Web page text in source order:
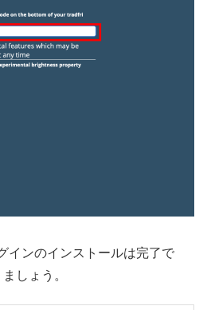
インのインストールは完了で
しょう。